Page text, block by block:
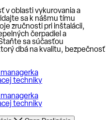
v oblasti vykurovania a
sa k nášmu tímu
zručnosti pri inštalácii,
čerpadiel a
sa súčasťou
dbá na kvalitu, bezpečnosť
techniky
techniky